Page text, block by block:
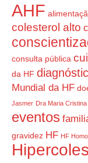
AHF
colesterol alto
consulta pública
da HF
Mundial da HF
Jasmer Dra Maria
eventos
gravidez HF HF